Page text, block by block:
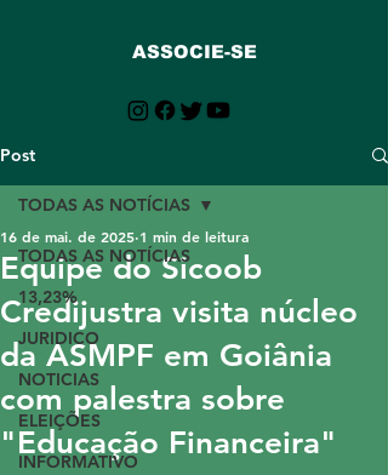
ASSOCIE-SE
Post
TODAS AS NOTÍCIAS
13,23%
JURIDICO
NOTICIAS
ELEIÇÕES
INFORMATIVO
TODAS AS NOTÍCIAS
Equipe do Sicoob
Credijustra visita núcleo
da ASMPF em Goiânia
com palestra sobre
"Educação Financeira"
16 de mai. de 2025 1 min de leitura